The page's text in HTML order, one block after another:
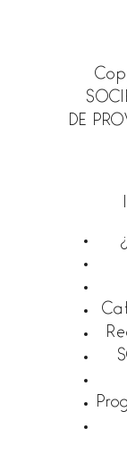
DE